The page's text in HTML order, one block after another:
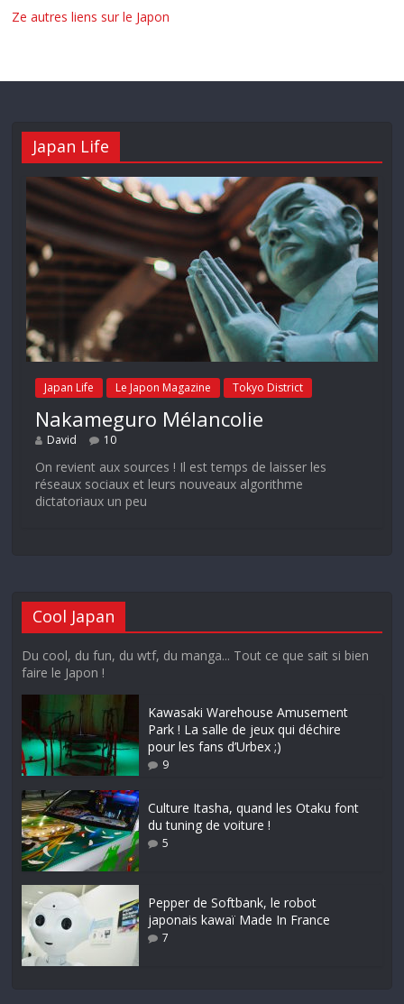
Ze autres liens sur le Japon
Japan Life
Japan Life Le Japon Magazine Tokyo District
Nakameguro Mélancolie
David 10
On revient aux sources ! Il est temps de laisser les
réseaux sociaux et leurs nouveaux algorithme
dictatoriaux un peu
Cool Japan
Du cool, du fun, du wtf, du manga... Tout ce que sait si bien
faire le Japon !
Kawasaki Warehouse Amusement
Park ! La salle de jeux qui déchire
pour les fans d’Urbex ;)
9
Culture Itasha, quand les Otaku font
du tuning de voiture !
5
Pepper de Softbank, le robot
japonais kawaï Made In France
7